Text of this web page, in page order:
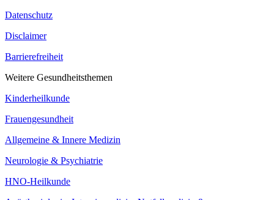
Datenschutz
Disclaimer
Barrierefreiheit
Weitere Gesundheitsthemen
Kinderheilkunde
Frauengesundheit
Allgemeine & Innere Medizin
Neurologie & Psychiatrie
HNO-Heilkunde